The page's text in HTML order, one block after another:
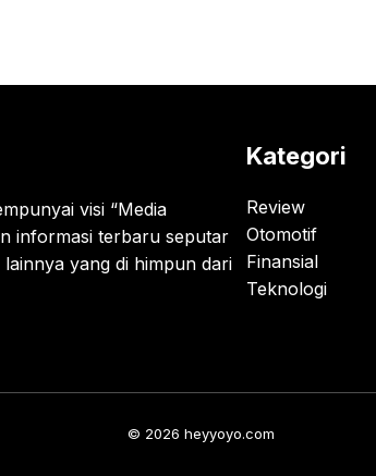
visi “Media
informasi terbaru seputar
yang di himpun dari
Kategori
Review
Otomotif
Finansial
Teknologi
© 2026 heyyoyo.com